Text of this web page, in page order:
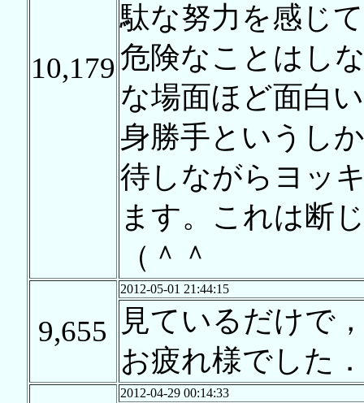
10,179
駄な努力を感じ
危険なことはし
な場面ほど面白
身勝手というし
待しながらヨッ
ます。これは断
（＾＾
9,655
2012-05-01 21:44:15
見ているだけで
お疲れ様でした．
2012-04-29 00:14:33